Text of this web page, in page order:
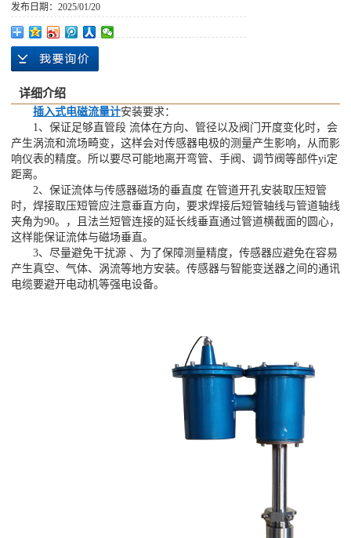
发布日期： 2025/01/20
详细介绍
插入式电磁流量计安装要求：
1、保证足够直管段 流体在方向、管径以及阀门开度变化时，会
产生涡流和流场畸变，这样会对传感器电极的测量产生影响，从而影
响仪表的精度。所以要尽可能地离开弯管、手阀、调节阀等部件yi定
距离。
2、保证流体与传感器磁场的垂直度 在管道开孔安装取压短管
时，焊接取压短管应注意垂直方向，要求焊接后短管轴线与管道轴线
夹角为90。，且法兰短管连接的延长线垂直通过管道横截面的圆心，
这样能保证流体与磁场垂直。
3、尽量避免干扰源 、为了保障测量精度，传感器应避免在容易
产生真空、气体、涡流等地方安装。传感器与智能变送器之间的通讯
电缆要避开电动机等强电设备。